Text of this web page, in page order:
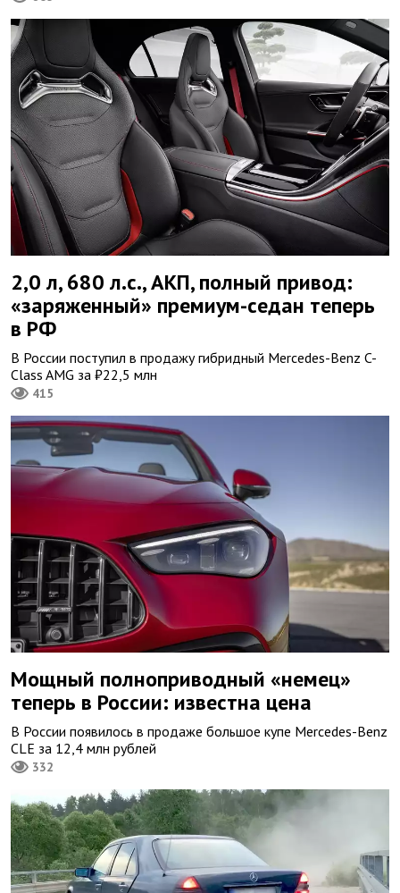
2,0 л, 680 л.с., АКП, полный привод:
«заряженный» премиум-седан теперь
в РФ
В России поступил в продажу гибридный Mercedes-Benz C-
Class AMG за ₽22,5 млн
415
Мощный полноприводный «немец»
теперь в России: известна цена
В России появилось в продаже большое купе Mercedes-Benz
CLE за 12,4 млн рублей
332